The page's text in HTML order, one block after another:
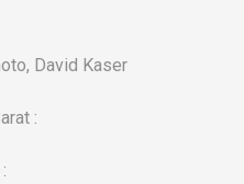
David Kaser
: